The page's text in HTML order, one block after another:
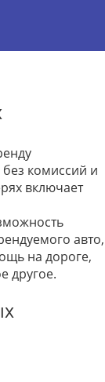
комиссий и
включает
авто,
на дороге,
другое.